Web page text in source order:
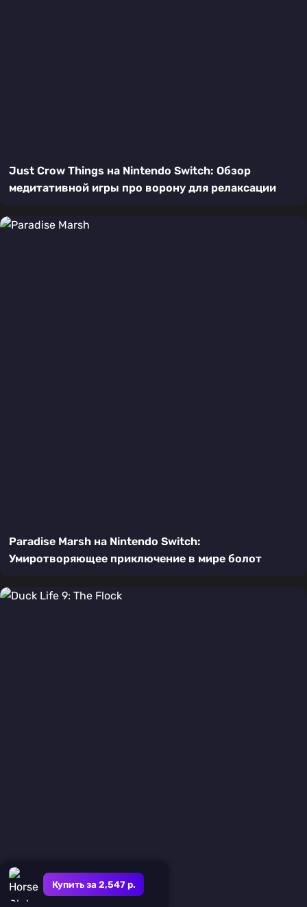
Купить за 2,547 р.
Just Crow Things на Nintendo Switch: Обзор
медитативной игры про ворону для релаксации
Paradise Marsh на Nintendo Switch:
Умиротворяющее приключение в мире болот